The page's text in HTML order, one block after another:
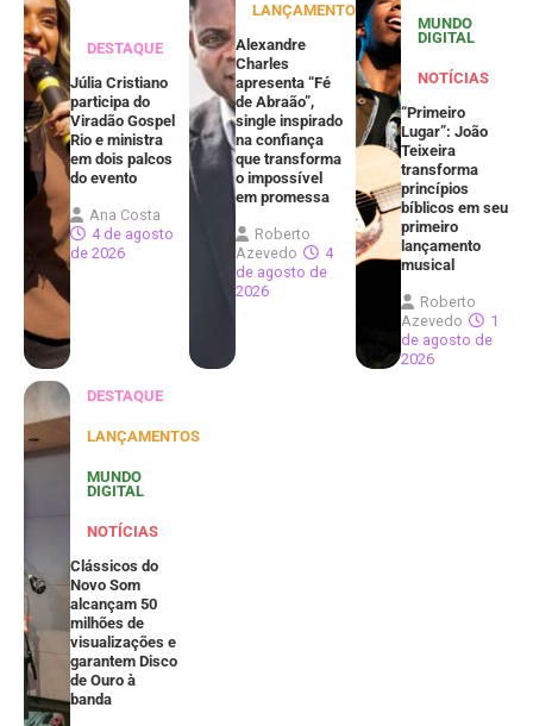
DESTAQUE
Júlia Cristiano
participa do
Viradão Gospel
Rio e ministra
em dois palcos
do evento
Ana Costa
4 de agosto
de 2026
LANÇAMENTOS
Alexandre
Charles
apresenta “Fé
de Abraão”,
single inspirado
na confiança
que transforma
o impossível
em promessa
Roberto
Azevedo
4
de agosto de
2026
MUNDO
DIGITAL
NOTÍCIAS
“Primeiro
Lugar”: João
Teixeira
transforma
princípios
bíblicos em seu
primeiro
lançamento
musical
Roberto
Azevedo
1
de agosto de
2026
DESTAQUE
LANÇAMENTOS
MUNDO
DIGITAL
NOTÍCIAS
Clássicos do
Novo Som
alcançam 50
milhões de
visualizações e
garantem Disco
de Ouro à
banda